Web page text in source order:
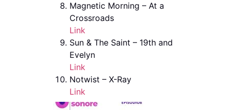
Magnetic Morning – At a
Crossroads
Link
Sun & The Saint – 19th and
Evelyn
Link
Notwist – X-Ray
Link